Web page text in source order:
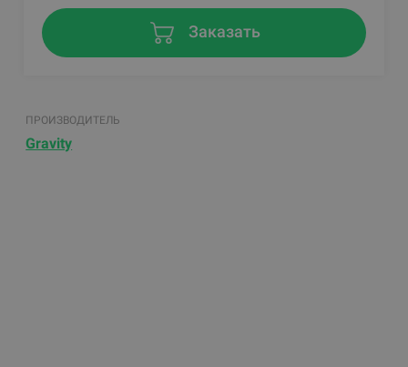
Заказать
ПРОИЗВОДИТЕЛЬ
Gravity